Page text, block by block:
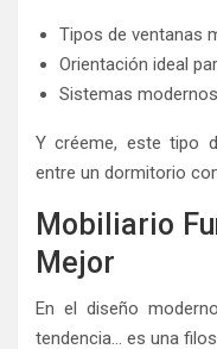
Tipos de ventanas
Orientación ideal
Sistemas
Y créeme, este tipo
entre un dormitorio
Mobiliario
Mejor
En el diseño
tendencia… es una